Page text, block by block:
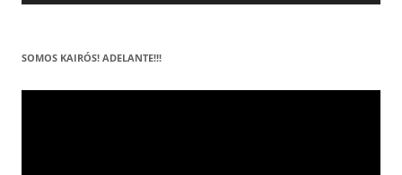
SOMOS KAIRÓS! ADELANTE!!!
Reproductor